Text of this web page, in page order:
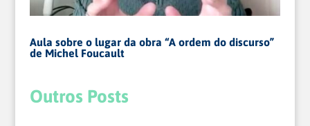
Aula sobre o lugar da obra “A ordem do discurso”
de Michel Foucault
Outros Posts